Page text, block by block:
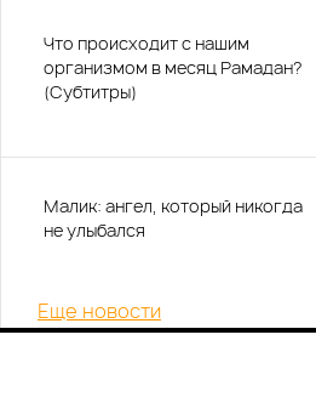
Что происходит с нашим
организмом в месяц Рамадан?
(Субтитры)
Малик: ангел, который никогда
не улыбался
Еще новости